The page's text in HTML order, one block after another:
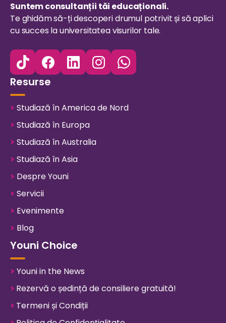
Suntem consultanții tăi educaționali.
Te ghidăm să-ți descoperi drumul potrivit și să aplici
cu succes la universitatea visurilor tale.
Resurse
> Studiază în America de Nord
> Studiază în Europa
> Studiază în Australia
> Studiază în Asia
> Despre Youni
> Servicii
> Evenimente
> Blog
Youni Choice
> Youni in the News
> Rezervă o ședință de consiliere gratuită!
> Termeni și Condiții